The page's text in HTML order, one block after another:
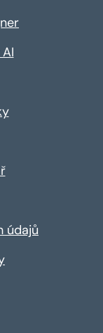
údajů